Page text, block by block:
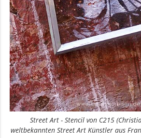
Street Art - Stencil von C215
weltbekannten Street Art Künstler aus